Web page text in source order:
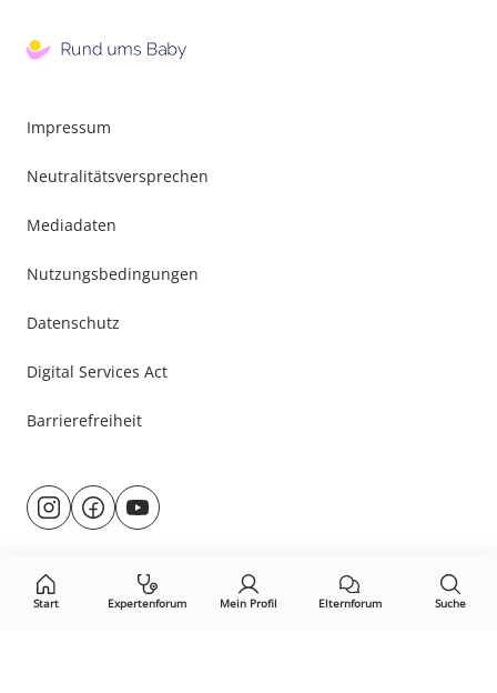
Start Expertenforum Mein Profil Elternforum Suche
Impressum
Neutralitätsversprechen
Mediadaten
Nutzungsbedingungen
Datenschutz
Digital Services Act
Barrierefreiheit
Besuche
uns@rund.ums.baby
facebook.com/rundumsbaby.de
youtube.com/@rundumsbaby_